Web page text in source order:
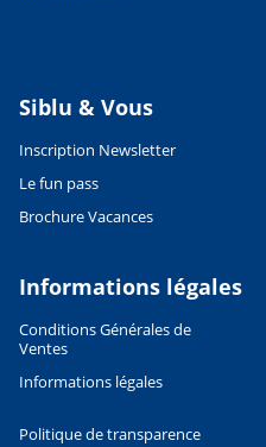
Siblu & Vous
Inscription Newsletter
Le fun pass
Brochure Vacances
Informations légales
Conditions Générales de
Ventes
Informations légales
Politique de transparence